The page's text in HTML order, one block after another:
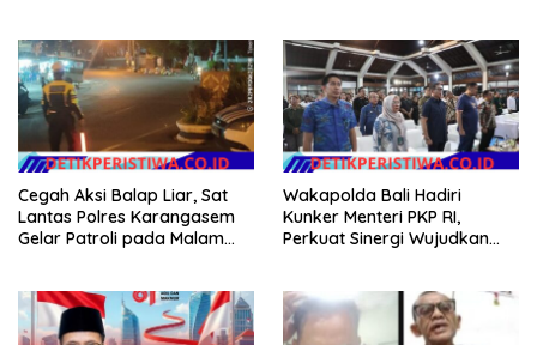
Cegah Aksi Balap Liar, Sat
Lantas Polres Karangasem
Gelar Patroli pada Malam
Wakapolda Bali Hadiri
Kunker Menteri PKP RI,
Perkuat Sinergi Wujudkan